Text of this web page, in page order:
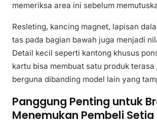
memeriksa area ini sebelum
Resleting, kancing magnet, lapisan
tas pada bagian bawah juga menjadi
Detail kecil seperti kantong khusus
kartu bisa membuat satu produk terasa
berguna dibanding model lain yang
Panggung Penting untuk
Menemukan Pembeli Setia